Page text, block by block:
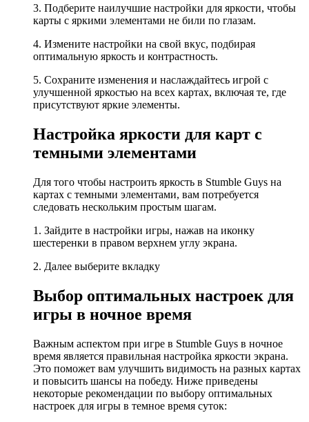
3. Подберите наилучшие настройки для яркости, чтобы
карты с яркими элементами не били по глазам.
4. Измените настройки на свой вкус, подбирая
оптимальную яркость и контрастность.
5. Сохраните изменения и наслаждайтесь игрой с
улучшенной яркостью на всех картах, включая те, где
присутствуют яркие элементы.
Настройка яркости для карт с
темными элементами
Для того чтобы настроить яркость в Stumble Guys на
картах с темными элементами, вам потребуется
следовать нескольким простым шагам.
1. Зайдите в настройки игры, нажав на иконку
шестеренки в правом верхнем углу экрана.
2. Далее выберите вкладку
Выбор оптимальных настроек для
игры в ночное время
Важным аспектом при игре в Stumble Guys в ночное
время является правильная настройка яркости экрана.
Это поможет вам улучшить видимость на разных картах
и повысить шансы на победу. Ниже приведены
некоторые рекомендации по выбору оптимальных
настроек для игры в темное время суток: